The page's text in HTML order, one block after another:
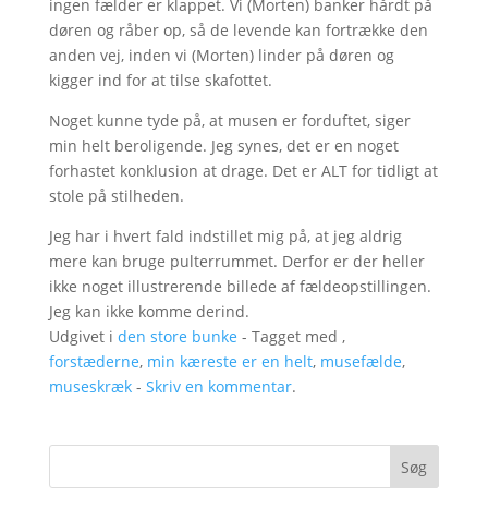
ingen fælder er klappet. Vi (Morten) banker hårdt på
døren og råber op, så de levende kan fortrække den
anden vej, inden vi (Morten) linder på døren og
kigger ind for at tilse skafottet.
Noget kunne tyde på, at musen er forduftet, siger
min helt beroligende. Jeg synes, det er en noget
forhastet konklusion at drage. Det er ALT for tidligt at
stole på stilheden.
Jeg har i hvert fald indstillet mig på, at jeg aldrig
mere kan bruge pulterrummet. Derfor er der heller
ikke noget illustrerende billede af fældeopstillingen.
Jeg kan ikke komme derind.
Udgivet i den store bunke - Tagget med ,
forstæderne, min kæreste er en helt, musefælde,
museskræk- Skriv en kommentar.